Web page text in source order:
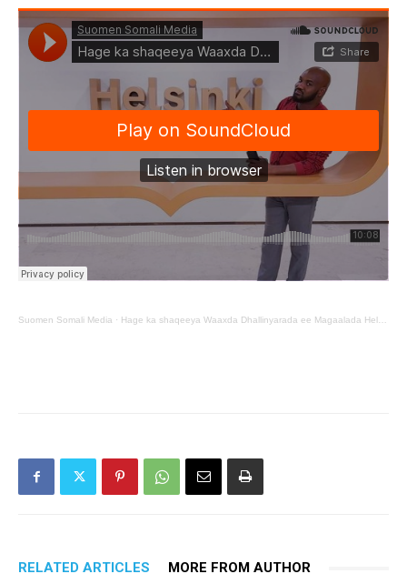
Suomen Somali Media · Hage ka shaqeeya Waaxda Dhallinyarada ee Magaalada Helsinki oo u waramay SUomen Somali Media
RELATED ARTICLES MORE FROM AUTHOR